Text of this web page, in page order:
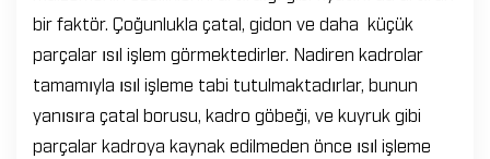
bir faktör. Çoğunlukla çatal, gidon ve daha küçük
parçalar ısıl işlem görmektedirler. Nadiren kadrolar
tamamıyla ısıl işleme tabi tutulmaktadırlar, bunun
yanısıra çatal borusu, kadro göbeği, ve kuyruk gibi
parçalar kadroya kaynak edilmeden önce ısıl işleme